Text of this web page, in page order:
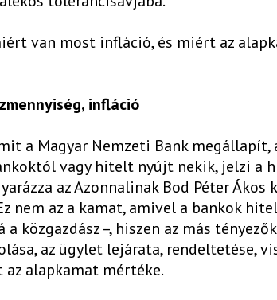
van most infláció, és miért az
infláció
a Magyar Nemzeti Bank
vagy hitelt nyújt nekik, jelzi a
az Azonnalinak Bod Péter Ákos
nem az a kamat, amivel a bankok
a közgazdász –, hiszen az más
az ügylet lejárata, rendeltetése,
alapkamat mértéke.